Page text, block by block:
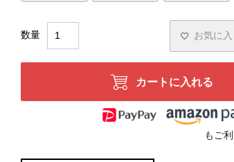
お気に
カートに入れる
もご